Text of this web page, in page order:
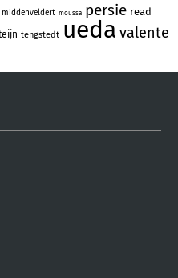
middenveldert moussa persie read
tengstedt ueda valente